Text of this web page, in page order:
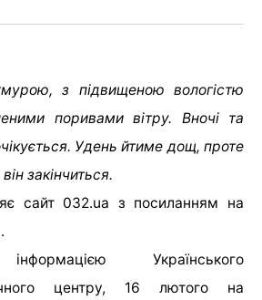
з підвищеною вологістю
поривами вітру. Вночі та
Удень йтиме дощ, проте
закінчиться.
сайт 032.ua з посиланням на
Українського
центру, 16 лютого на